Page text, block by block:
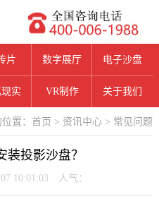
片 数字展厅 电子沙盘
实 VR制作 关于我们
置： 首页 > 资讯中心 > 常见问题
装投影沙盘？
10:01:03 人气：